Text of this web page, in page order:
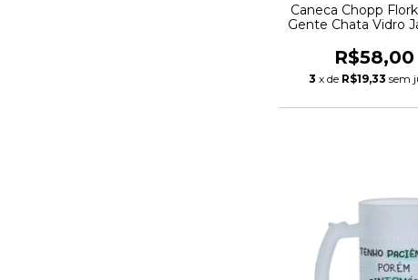
Caneca Chopp
Gente Chata Vidro
R$58,00
3 x de R$19,33 sem